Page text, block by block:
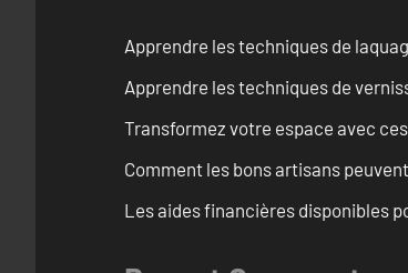
Apprendre les techniques de
Apprendre les techniques de
Transformez votre espace avec
Comment les bons artisans
Les aides financières disponibles